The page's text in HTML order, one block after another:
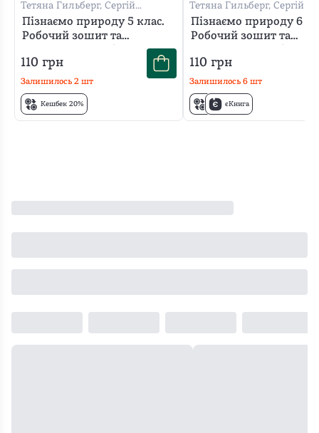
Тетяна Гильберг, Сергій
Стократний, Ольга Кулініч
Пізнаємо природу 5 клас.
Робочий зошит та
110 грн
Залишилось 2 шт
Кешбек 20%
Тетяна Гильберг, Сергій
Стократний, Ольга Кулініч
Пізнаємо природу 6
Робочий зошит та
110грн
Залишилось 6шт
єКнига